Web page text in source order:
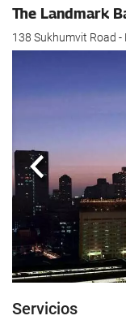
The Landmark
138 Sukhumvit Road -
Anterior
Servicios